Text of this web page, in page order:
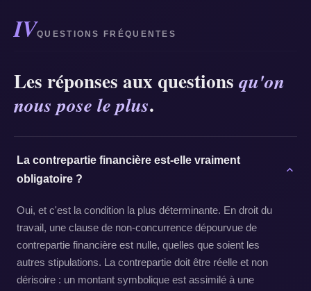
IVQUESTIONS FRÉQUENTES
Les réponses aux questions qu'on
nous pose le plus.
La contrepartie financière est-elle vraiment
obligatoire ?
Oui, et c'est la condition la plus déterminante. En droit du
travail, une clause de non-concurrence dépourvue de
contrepartie financière est nulle, quelles que soient les
autres stipulations. La contrepartie doit être réelle et non
dérisoire : un montant symbolique est assimilé à une